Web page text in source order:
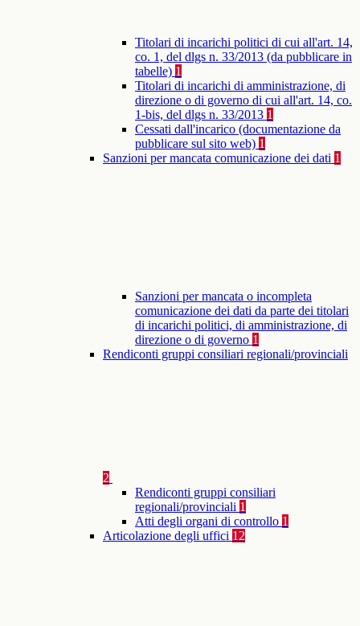
Titolari di incarichi politici di cui all'art. 14,
co. 1, del dlgs n. 33/2013 (da pubblicare in
tabelle) 1
Titolari di incarichi di amministrazione, di
direzione o di governo di cui all'art. 14, co.
1-bis, del dlgs n. 33/2013 1
Cessati dall'incarico (documentazione da
pubblicare sul sito web) 1
Sanzioni per mancata comunicazione dei dati 1
Sanzioni per mancata o incompleta
comunicazione dei dati da parte dei titolari
di incarichi politici, di amministrazione, di
direzione o di governo 1
Rendiconti gruppi consiliari regionali/provinciali
2
Rendiconti gruppi consiliari
regionali/provinciali 1
Atti degli organi di controllo 1
Articolazione degli uffici 12